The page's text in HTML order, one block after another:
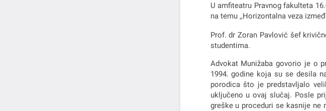
U amfiteatru Pravnog fakulteta
na temu ,,Horizontalna veza
Prof. dr Zoran Pavlović šef
studentima.
Advokat Munižaba govorio je o
1994. godine koja su se desila
porodica što je predstavljalo
uključeno u ovaj slučaj. Posle
greške u proceduri se kasnije ne